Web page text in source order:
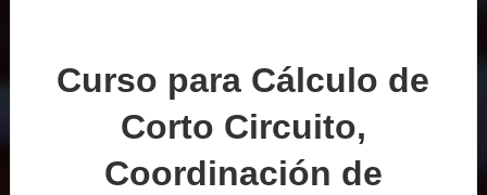
Curso para Cálculo de
Corto Circuito,
Coordinación de